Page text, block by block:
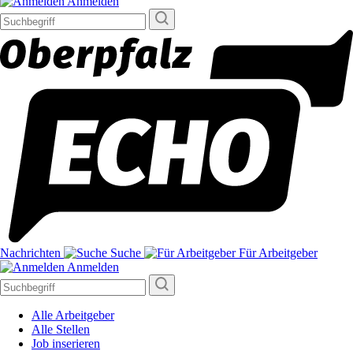
Nachrichten Suche
Für Arbeitgeber
Anmelden
Alle Arbeitgeber
Alle Stellen
Job inserieren